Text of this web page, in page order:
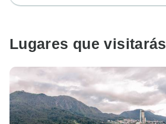
Lugares que visitarás